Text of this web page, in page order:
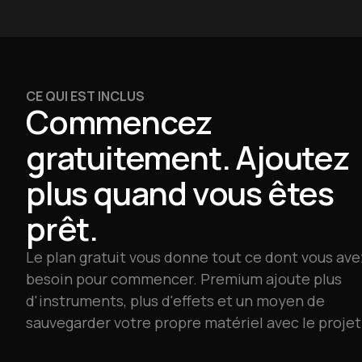
CE QUI EST INCLUS
Commencez
gratuitement. Ajoutez
plus quand vous êtes
prêt.
Le plan gratuit vous donne tout ce dont vous
besoin pour commencer. Premium ajoute plus
d'instruments, plus d'effets et un moyen de
sauvegarder votre propre matériel avec le